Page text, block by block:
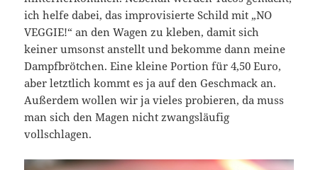
ich helfe dabei, das improvisierte Schild mit „NO
VEGGIE!“ an den Wagen zu kleben, damit sich
keiner umsonst anstellt und bekomme dann meine
Dampfbrötchen. Eine kleine Portion für 4,50 Euro,
aber letztlich kommt es ja auf den Geschmack an.
Außerdem wollen wir ja vieles probieren, da muss
man sich den Magen nicht zwangsläufig
vollschlagen.